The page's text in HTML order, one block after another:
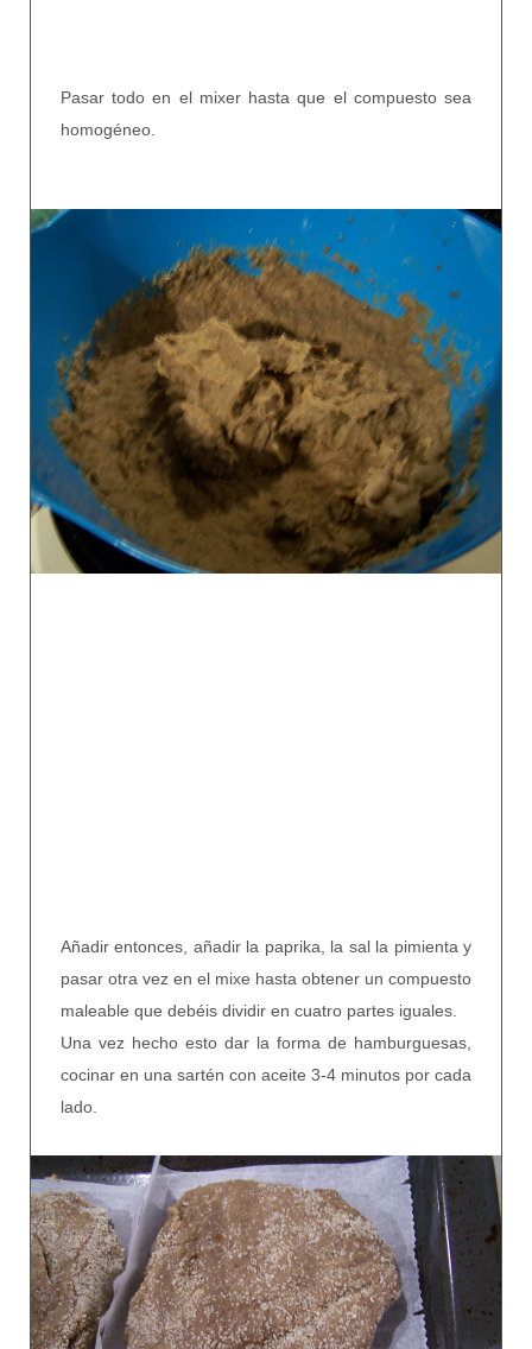
Pasar todo en el mixer hasta que el compuesto sea
homogéneo.
Añadir entonces, añadir la paprika, la sal la pimienta y
pasar otra vez en el mixe hasta obtener un compuesto
maleable que debéis dividir en cuatro partes iguales.
Una vez hecho esto dar la forma de hamburguesas,
cocinar en una sartén con aceite 3-4 minutos por cada
lado.